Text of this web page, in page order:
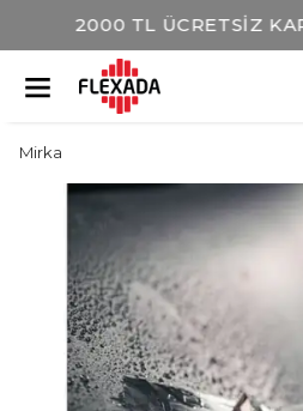
AYNI GÜN
Mirka